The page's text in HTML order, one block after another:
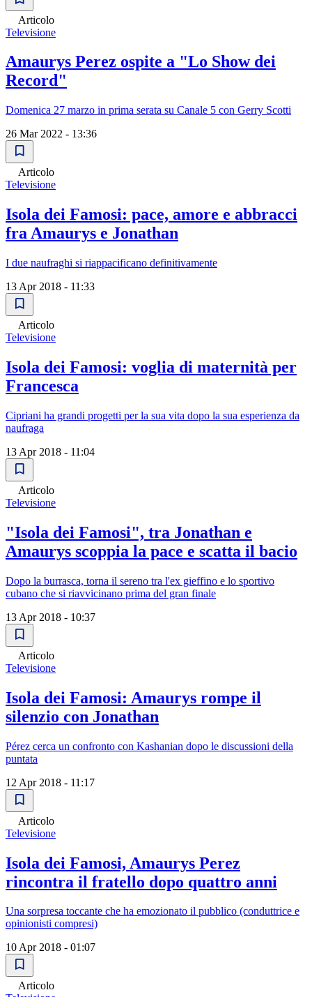
Articolo
Televisione
Amaurys Perez ospite a "Lo Show dei
Record"
Domenica 27 marzo in prima serata su Canale 5 con Gerry Scotti
26 Mar 2022 - 13:36
Articolo
Televisione
Isola dei Famosi: pace, amore e abbracci
fra Amaurys e Jonathan
I due naufraghi si riappacificano definitivamente
13 Apr 2018 - 11:33
Articolo
Televisione
Isola dei Famosi: voglia di maternità per
Francesca
Cipriani ha grandi progetti per la sua vita dopo la sua esperienza da
naufraga
13 Apr 2018 - 11:04
Articolo
Televisione
"Isola dei Famosi", tra Jonathan e
Amaurys scoppia la pace e scatta il bacio
Dopo la burrasca, torna il sereno tra l'ex gieffino e lo sportivo
cubano che si riavvicinano prima del gran finale
13 Apr 2018 - 10:37
Articolo
Televisione
Isola dei Famosi: Amaurys rompe il
silenzio con Jonathan
Pérez cerca un confronto con Kashanian dopo le discussioni della
puntata
12 Apr 2018 - 11:17
Articolo
Televisione
Isola dei Famosi, Amaurys Perez
rincontra il fratello dopo quattro anni
Una sorpresa toccante che ha emozionato il pubblico (conduttrice e
opinionisti compresi)
10 Apr 2018 - 01:07
Articolo